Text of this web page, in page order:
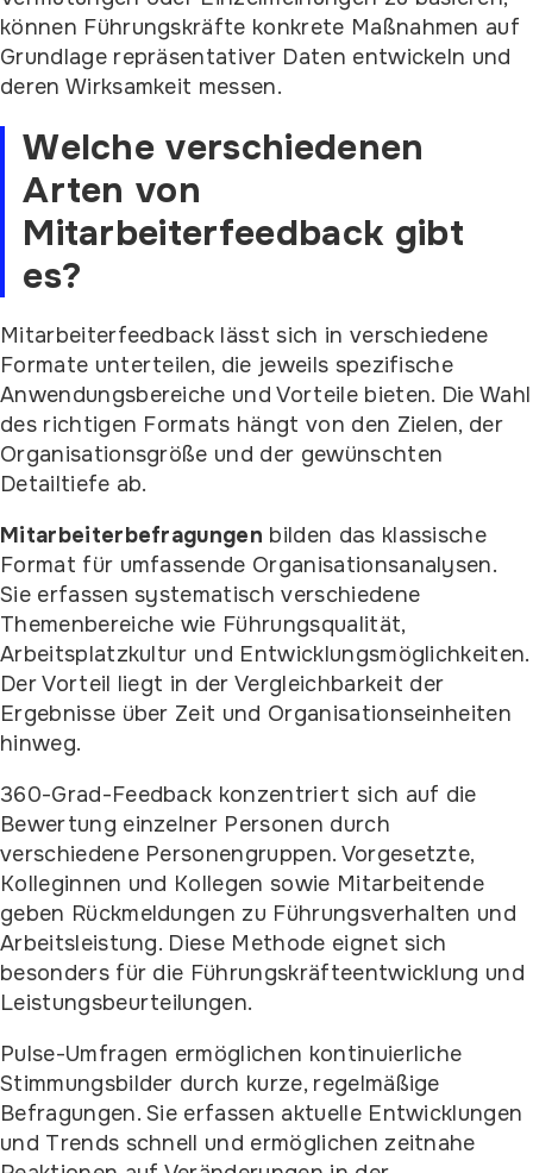
können Führungskräfte konkrete Maßnahmen auf
Grundlage repräsentativer Daten entwickeln und
deren Wirksamkeit messen.
Welche verschiedenen
Arten von
Mitarbeiterfeedback gibt
es?
Mitarbeiterfeedback lässt sich in verschiedene
Formate unterteilen, die jeweils spezifische
Anwendungsbereiche und Vorteile bieten. Die Wahl
des richtigen Formats hängt von den Zielen, der
Organisationsgröße und der gewünschten
Detailtiefe ab.
Mitarbeiterbefragungen bilden das klassische
Format für umfassende Organisationsanalysen.
Sie erfassen systematisch verschiedene
Themenbereiche wie Führungsqualität,
Arbeitsplatzkultur und Entwicklungsmöglichkeiten.
Der Vorteil liegt in der Vergleichbarkeit der
Ergebnisse über Zeit und Organisationseinheiten
hinweg.
360-Grad-Feedback konzentriert sich auf die
Bewertung einzelner Personen durch
verschiedene Personengruppen. Vorgesetzte,
Kolleginnen und Kollegen sowie Mitarbeitende
geben Rückmeldungen zu Führungsverhalten und
Arbeitsleistung. Diese Methode eignet sich
besonders für die Führungskräfteentwicklung und
Leistungsbeurteilungen.
Pulse-Umfragen ermöglichen kontinuierliche
Stimmungsbilder durch kurze, regelmäßige
Befragungen. Sie erfassen aktuelle Entwicklungen
und Trends schnell und ermöglichen zeitnahe